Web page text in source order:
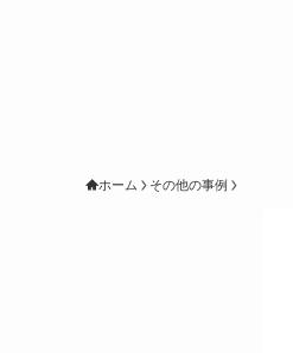
ホーム その他の事例